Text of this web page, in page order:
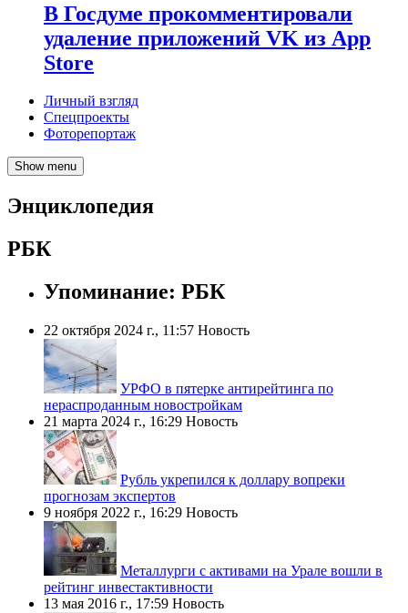
В Госдуме прокомментировали
удаление приложений VK из App
Store
Личный взгляд
Спецпроекты
Фоторепортаж
Show menu
Энциклопедия
РБК
Упоминание: РБК
22 октября 2024 г., 11:57 Новость
УРФО в пятерке антирейтинга по
нераспроданным новостройкам
21 марта 2024 г., 16:29 Новость
Рубль укрепился к доллару вопреки
прогнозам экспертов
9 ноября 2022 г., 16:29 Новость
Металлурги с активами на Урале вошли в
рейтинг инвестактивности
13 мая 2016 г., 17:59 Новость